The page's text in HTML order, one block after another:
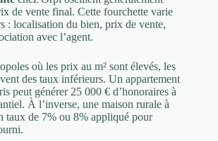
de vente final. Cette fourchette varie
: localisation du bien, prix de vente,
avec l’agent.
où les prix au m² sont élevés, les
des taux inférieurs. Un appartement
peut générer 25 000 € d’honoraires à
À l’inverse, une maison rurale à
taux de 7% ou 8% appliqué pour